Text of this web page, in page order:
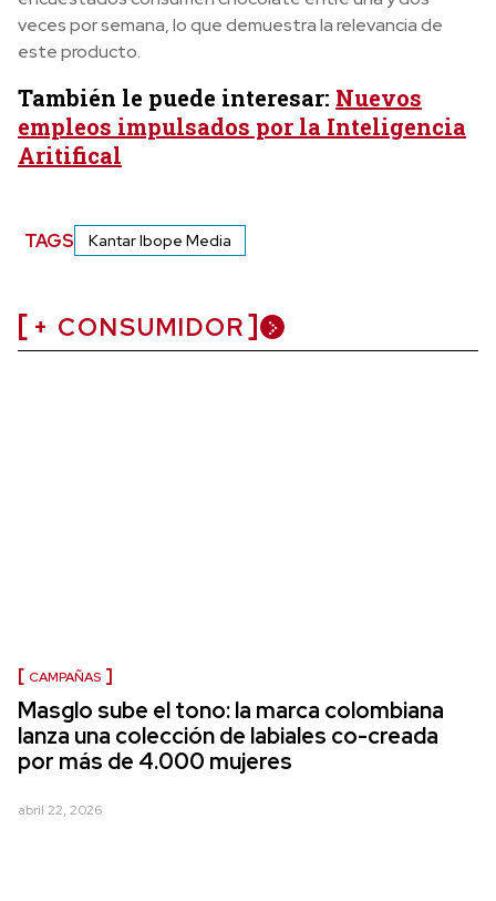
veces por semana, lo que demuestra la relevancia de
este producto.
También le puede interesar: Nuevos
empleos impulsados por la Inteligencia
Aritifical
TAGS Kantar Ibope Media
+ CONSUMIDOR
CAMPAÑAS
Masglo sube el tono: la marca colombiana
lanza una colección de labiales co-creada
por más de 4.000 mujeres
abril 22, 2026